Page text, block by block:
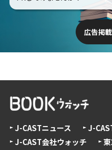
広告掲
J-CASTニュース
J-
J-CAST会社ウォッチ